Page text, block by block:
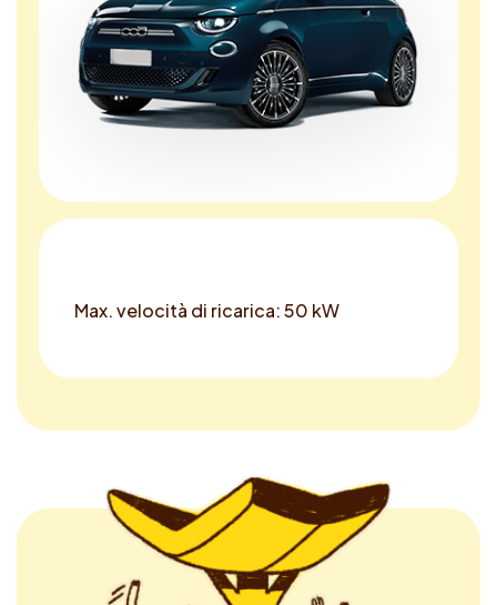
Max. velocità di ricarica: 50 kW